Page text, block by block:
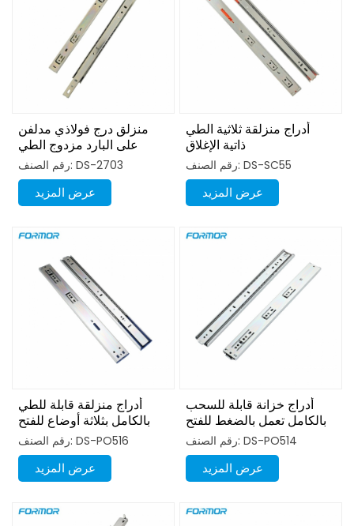
منزلق درج فولاذي مدلفن
على البارد مزدوج الطي
بقطر 27 ممرقم الصنف: DS-2703
عرض المزيد
أدراج منزلقة ثلاثية الطي
ذاتية الإغلاق
رقم الصنف: DS-SC55
عرض المزيد
أدراج منزلقة قابلة للطي
بالكامل بثلاثة أوضاع للفتح
بالضغط
رقم الصنف: DS-PO516
عرض المزيد
أدراج خزانة قابلة للسحب
بالكامل تعمل بالضغط للفتح
رقم الصنف: DS-PO514
عرض المزيد